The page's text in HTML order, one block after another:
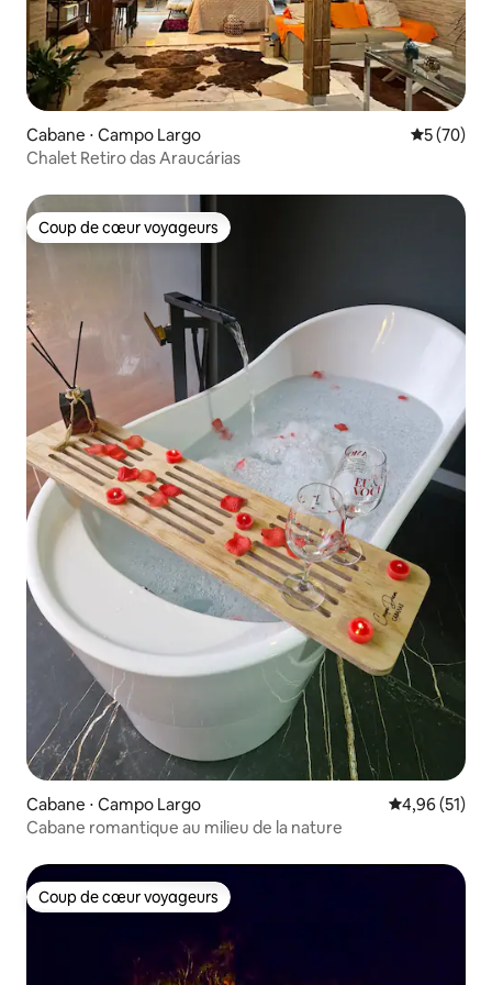
Cabane ⋅ Campo Largo
5 (70)
Chalet Retiro das Araucárias
Coup de cœur voyageurs
Coup de cœur voyageurs
Cabane ⋅ Campo Largo Évaluation
4,96 (51)
Cabane romantique au milieu de la nature
Coup de cœur voyageurs
Coup de cœur voyageurs